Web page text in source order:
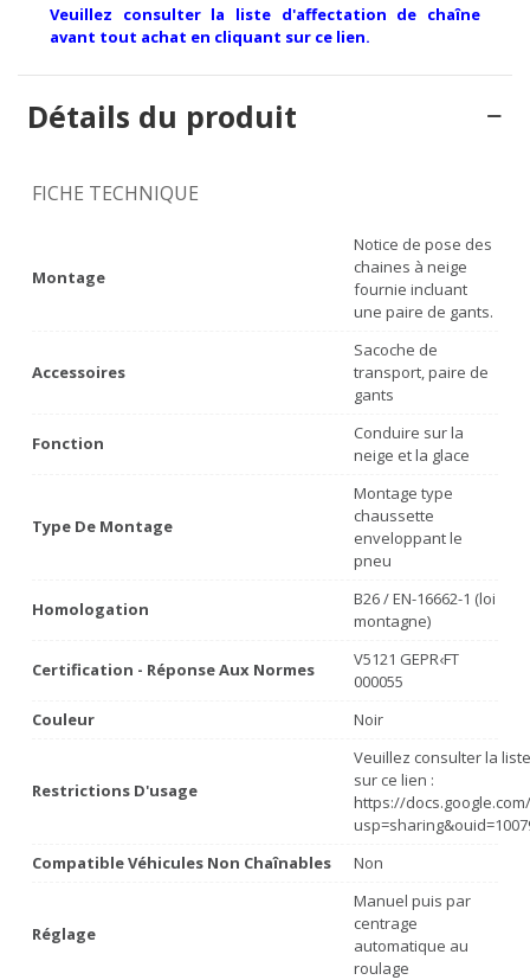
Veuillez consulter la liste d'affectation de chaîne
avant tout achat en cliquant sur ce lien.
Détails du produit
FICHE TECHNIQUE
Montage
Notice de pose des
chaines à neige
fournie incluant
une paire de gants.
Accessoires
Sacoche de
transport, paire de
gants
Fonction
Conduire sur la
neige et la glace
Type De Montage
Montage type
chaussette
enveloppant le
pneu
Homologation
B26 / EN-16662-1 (loi
montagne)
Certification - Réponse Aux Normes
V5121 GEPR‹FT
000055
Couleur
Noir
Restrictions D'usage
Veuillez consulter la
sur ce lien :
https://
Compatible Véhicules Non Chaînables
Non
Réglage
Manuel puis par
centrage
automatique au
roulage